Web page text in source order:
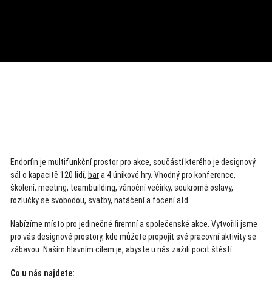
Endorfin je multifunkční prostor pro akce, součástí kterého je designový
sál o kapacitě 120 lidí, bara 4 únikové hry. Vhodný pro konference,
školení, meeting, teambuilding, vánoční večírky, soukromé oslavy,
rozlučky se svobodou, svatby, natáčení a focení atd.
Nabízíme místo pro jedinečné firemní a společenské akce. Vytvořili jsme
pro vás designové prostory, kde můžete propojit své pracovní aktivity se
zábavou. Naším hlavním cílem je, abyste u nás zažili pocit štěstí.
Co u nás najdete: